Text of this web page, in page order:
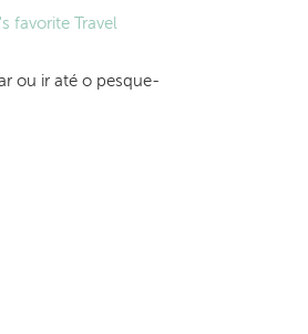
favorite Travel
ou ir até o pesque-